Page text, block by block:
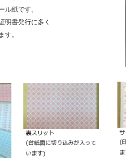
ル紙です。
明書発行に多く
す。